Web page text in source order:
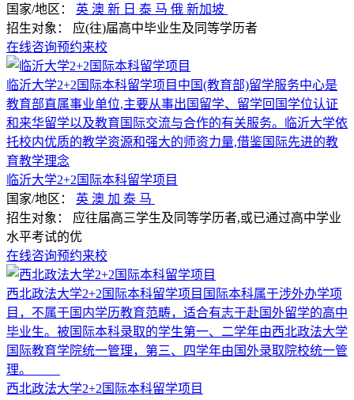
国家/地区： 英 澳 新 日 泰 马 俄 新加坡
招生对象： 应(往)届高中毕业生及同等学历者
在线咨询预约来校
临沂大学2+2国际本科留学项目中国(教育部)留学服务中心是
教育部直属事业单位,主要从事出国留学、留学回国学位认证
和来华留学以及教育国际交流与合作的有关服务。临沂大学依
托校内优质的教学资源和强大的师资力量,借鉴国际先进的教
育教学理念
临沂大学2+2国际本科留学项目
国家/地区： 英 澳 加 泰 马
招生对象： 应往届高三学生及同等学历者,或已通过高中学业
水平考试的优
在线咨询预约来校
西北政法大学2+2国际本科留学项目国际本科属于涉外办学项
目，不属于国内学历教育范畴，适合有志于赴国外留学的高中
毕业生。被国际本科录取的学生第一、二学年由西北政法大学
国际教育学院统一管理，第三、四学年由国外录取院校统一管
理。
西北政法大学2+2国际本科留学项目